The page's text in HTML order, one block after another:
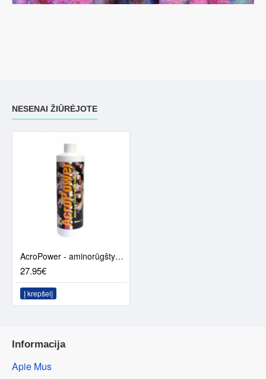
NESENAI ŽIŪRĖJOTE
AcroPower - aminorūgštys SPS koralų augimui ir spalvai palaikyti (500 ml)
27.95€
Į krepšelį
Informacija
Apie Mus